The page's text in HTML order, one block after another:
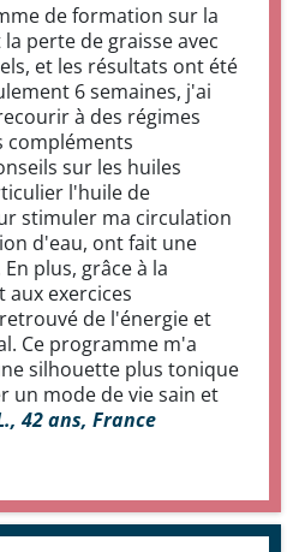
de formation sur la
perte de graisse avec
et les résultats ont été
6 semaines, j'ai
à des régimes
compléments
sur les huiles
l'huile de
stimuler ma circulation
d'eau, ont fait une
plus, grâce à la
aux exercices
de l'énergie et
Ce programme m'a
silhouette plus tonique
un mode de vie sain et
42 ans, France